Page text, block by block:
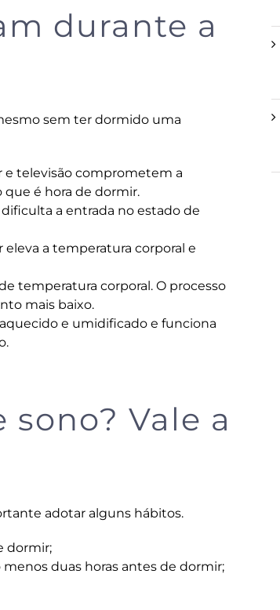
durante a
sem ter dormido uma
e televisão comprometem a
é hora de dormir.
a entrada no estado de
a temperatura corporal e
temperatura corporal. O processo
mais baixo.
e umidificado e funciona
Vale a
adotar alguns hábitos.
dormir;
duas horas antes de dormir;